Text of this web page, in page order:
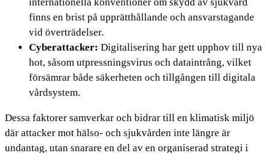
finns en brist på upprätthållande och ansvarstagande
vid överträdelser.
Cyberattacker: Digitalisering har gett upphov till nya
hot, såsom utpressningsvirus och dataintrång, vilket
försämrar både säkerheten och tillgången till digitala
vårdsystem.
Dessa faktorer samverkar och bidrar till en klimatisk miljö
där attacker mot hälso- och sjukvården inte längre är
undantag, utan snarare en del av en organiserad strategi i